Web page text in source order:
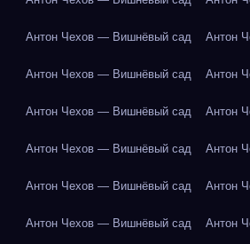
Антон Чехов — Вишнёвый сад Антон
Антон Чехов — Вишнёвый сад Антон
Антон Чехов — Вишнёвый сад Антон
Антон Чехов — Вишнёвый сад Антон
Антон Чехов — Вишнёвый сад Антон
Антон Чехов — Вишнёвый сад Антон